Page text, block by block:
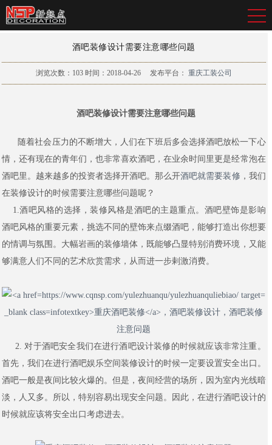
酒吧装修设计需要注意哪些问题
浏览次数： 103 时间：2018-04-26 发布平台： 重庆工装公司
酒吧装修设计需要注意哪些问题
随着社会压力的不断增大，人们在下班后多会选择酒吧放松一下心
情，还有现在的青年们，也非常喜欢酒吧，在业余时间里更是经常泡在
酒吧里。越来越多的投资者选择开酒吧。那么开酒吧就需要装修 ，我们
在装修设计的时候需要注意哪些问题呢？
1. 酒吧风格的选择，装修风格是酒吧的主题重点。酒吧壁饰是影响
酒吧风格的重要元素，挑选不同的壁饰来点缀酒吧，能够打造出你想要
的情调与氛围。大幅岩画的装修墙体，既能够凸显特别消费环境，又能
够满意人们不同的艺术欣赏需求，从而进一步剌激消费。
2. 对于酒吧安全我们在进行酒吧设计装修的时候就应该非常注重。
首先，我们在进行酒吧娱乐空间装修设计的时候一定要设置安全出口。
酒吧一般是夜间比较火爆的。但是，夜间经营的场所，因为室内光线暗
淡，人又多。所以，特别容易出现安全问题。因此，在进行酒吧设计的
时候就应该将安全出口考虑进去。